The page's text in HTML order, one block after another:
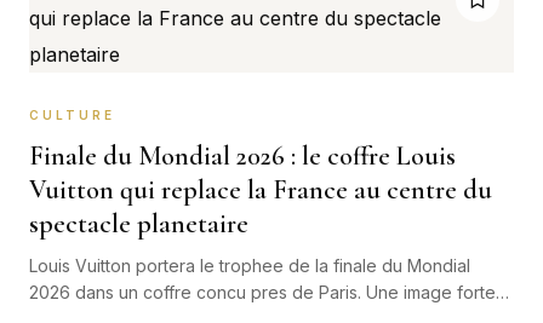
CULTURE
Finale du Mondial 2026 : le coffre Louis
Vuitton qui replace la France au centre du
spectacle planetaire
Louis Vuitton portera le trophee de la finale du Mondial
2026 dans un coffre concu pres de Paris. Une image forte